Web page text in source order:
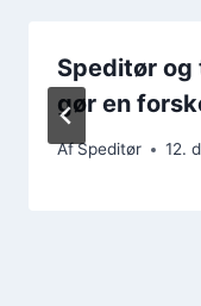
Speditør
gør en
AfSpeditør 12.